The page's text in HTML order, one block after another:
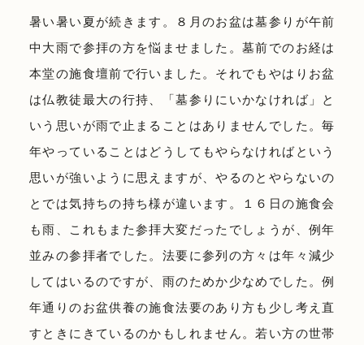
暑い暑い夏が続きます。８月のお盆は墓参りが午前
中大雨で参拝の方を悩ませました。墓前でのお経は
本堂の施食壇前で行いました。それでもやはりお盆
は仏教徒最大の行持、「墓参りにいかなければ」と
いう思いが雨で止まることはありませんでした。毎
年やっていることはどうしてもやらなければという
思いが強いように思えますが、やるのとやらないの
とでは気持ちの持ち様が違います。１６日の施食会
も雨、これもまた参拝大変だったでしょうが、例年
並みの参拝者でした。法要に参列の方々は年々減少
してはいるのですが、雨のためか少なめでした。例
年通りのお盆供養の施食法要のあり方も少し考え直
すときにきているのかもしれません。若い方の世帯